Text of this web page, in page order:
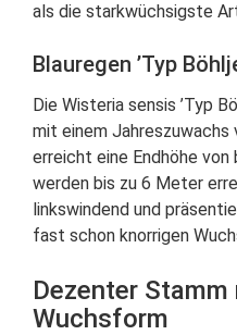
als die starkwüchsigste
Blauregen ’Typ
Die Wisteria sensis ’Typ
mit einem Jahreszuwachs
erreicht eine Endhöhe
werden bis zu 6 Meter
linkswindend und
fast schon knorrigen
Dezenter
Wuchsform